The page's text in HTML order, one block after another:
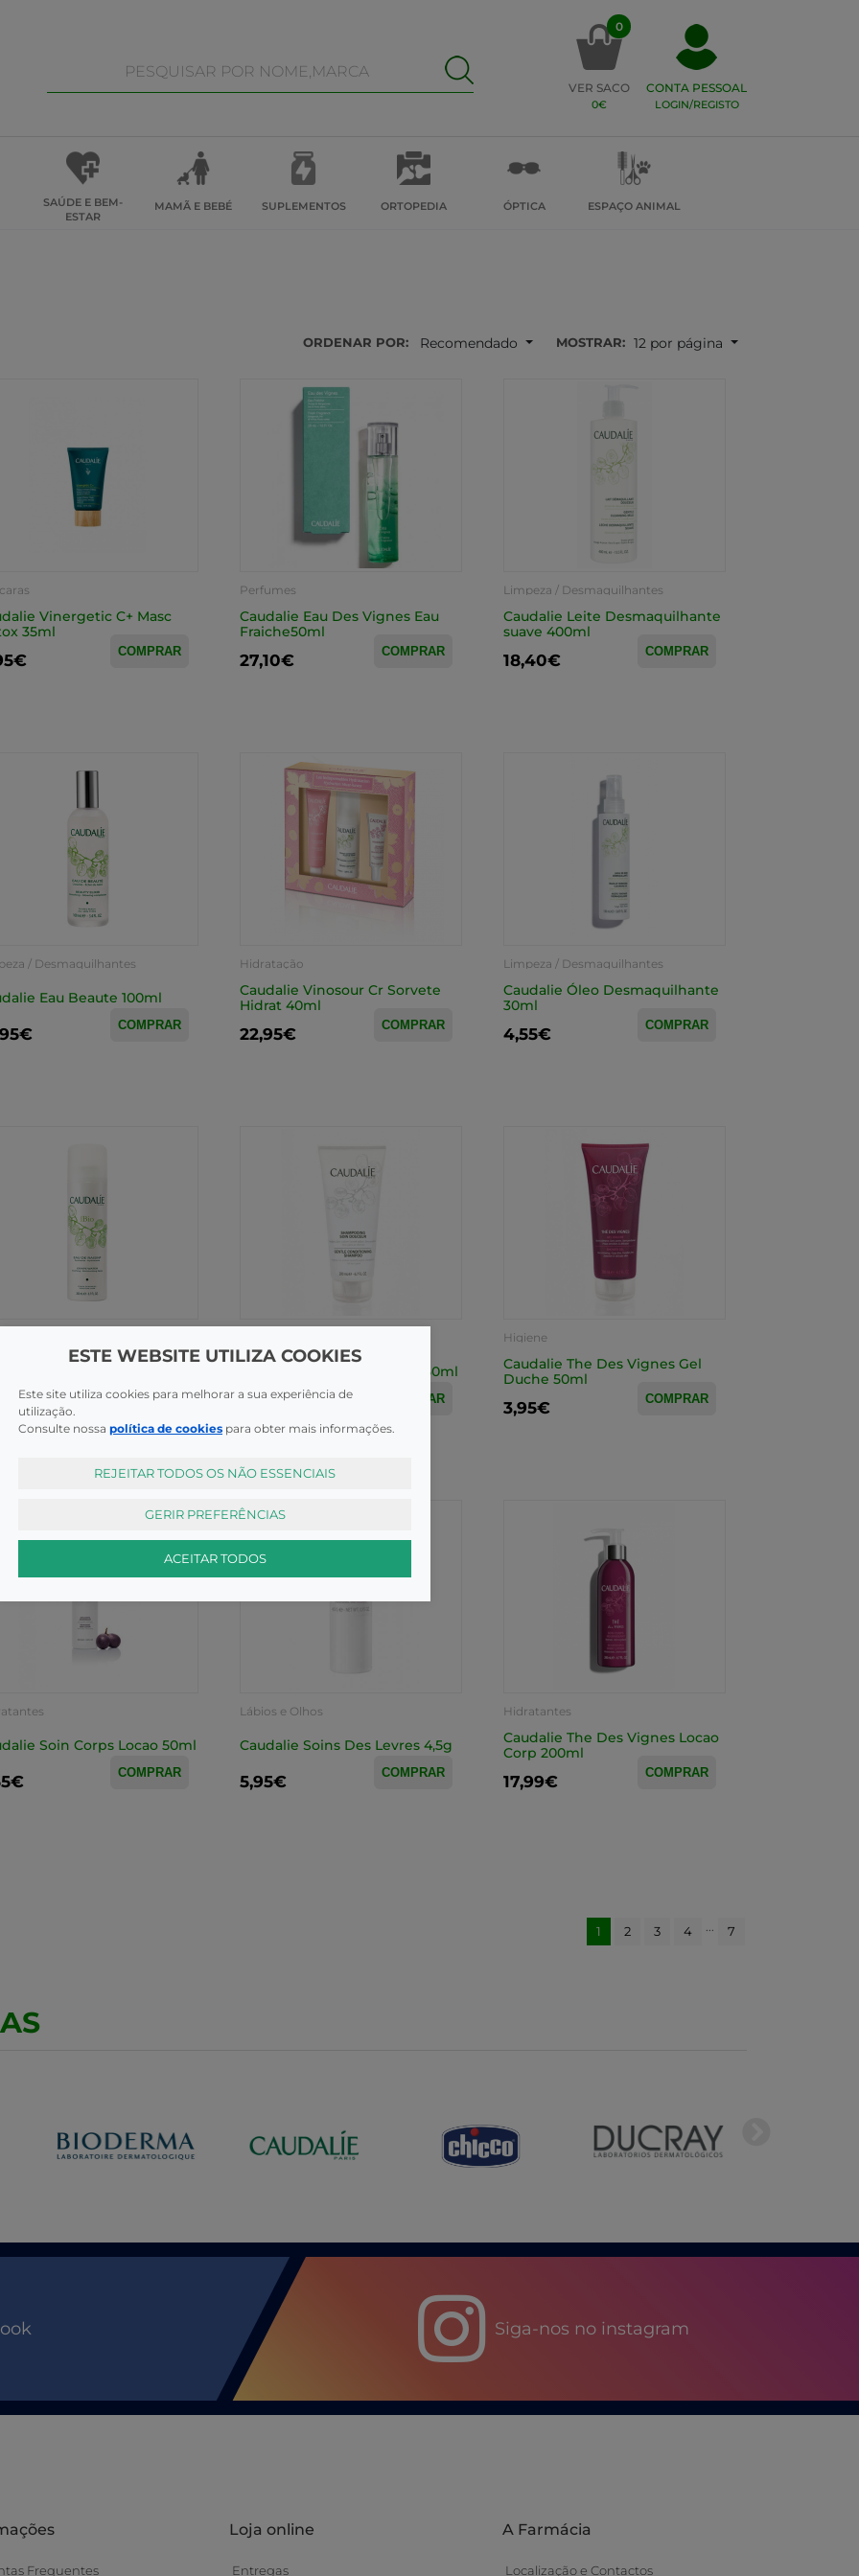
0
VER SACO
0€
CONTA PESSOAL
LOGIN/REGISTO
SAÚDE E BEM-
ESTAR
MAMÃ E BEBÉ SUPLEMENTOS ORTOPEDIA ÓPTICA ESPAÇO ANIMAL
ORDENAR POR: Recomendado MOSTRAR: 12 por página
Vinergetic C+ Masc
35ml
COMPRAR
Perfumes
Caudalie Eau Des Vignes Eau
Fraiche50ml
27,10€ COMPRAR
Limpeza / Desmaquilhantes
Caudalie Leite Desmaquilhante
suave 400ml
18,40€ COMPRAR
/ Desmaquilhantes
Eau Beaute 100ml
COMPRAR
Hidratação
Caudalie Vinosour Cr Sorvete
Hidrat 40ml
22,95€ COMPRAR
Limpeza / Desmaquilhantes
Caudalie Óleo Desmaquilhante
30ml
4,55€ COMPRAR
/ Desmaquilhantes
Eau De Raisin 75ml
COMPRAR
Caudalie Soin Douceur Ch 50ml
COMPRAR
Higiene
Caudalie The Des Vignes Gel
Duche 50ml
3,95€ COMPRAR
Soin Corps Locao 50ml
COMPRAR
Lábios e Olhos
Caudalie Soins Des Levres 4,5g
5,95€ COMPRAR
Hidratantes
Caudalie The Des Vignes Locao
Corp 200ml
17,99€ COMPRAR
1 2 3 4 7
Siga-nos no instagram
Frequentes
Loja online
Entregas
A Farmácia
Localização e Contactos
ESTE WEBSITE UTILIZA COOKIES
Este site utiliza cookies para melhorar a sua experiência de
utilização.
Consulte nossa política de cookies para obter mais informações.
REJEITAR TODOS OS NÃO ESSENCIAIS
GERIR PREFERÊNCIAS
ACEITAR TODOS